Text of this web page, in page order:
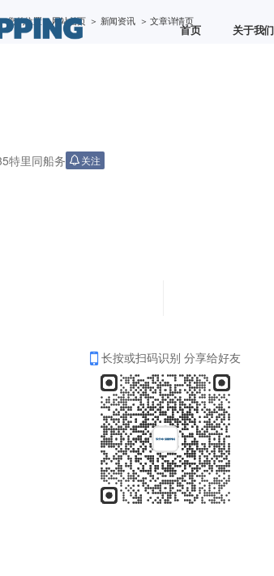
首页 关于我们
您的位置：网站首页 ＞ 新闻资讯 ＞ 文章详情页
特里同船务 关注
长按或扫码识别 分享给好友